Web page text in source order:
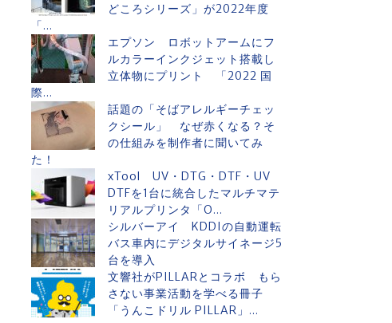
どころシリーズ」が2022年度
「...
エプソン ロボットアームにフ
ルカラーインクジェット搭載し
立体物にプリント 「2022 国
際...
話題の「そばアレルギーチェッ
クシール」 なぜ赤くなる？そ
の仕組みを制作者に聞いてみ
た！
xTool UV・DTG・DTF・UV
DTFを1台に統合したマルチマテ
リアルプリンタ「O...
シルバーアイ KDDIの自動運転
バス車内にデジタルサイネージ5
台を導入
文響社がPILLARとコラボ もら
さない事業活動を学べる冊子
「うんこドリル PILLAR」...